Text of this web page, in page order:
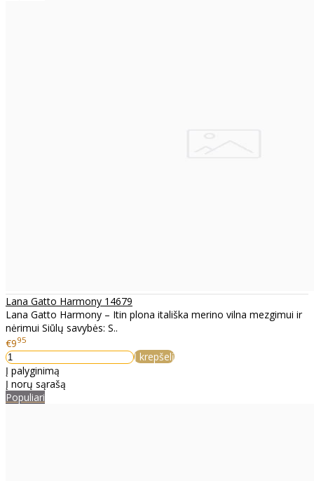
Lana Gatto Harmony 14679
Lana Gatto Harmony – Itin plona itališka merino vilna mezgimui ir
nėrimui Siūlų savybės: S..
€995
Į krepšelį
Į palyginimą
Į norų sąrašą
Populiari